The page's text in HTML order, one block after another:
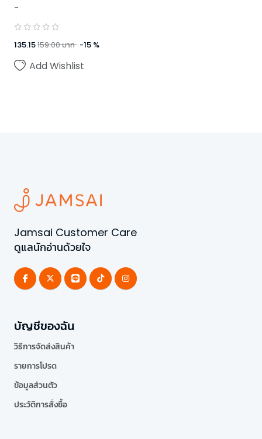
-
135.15159.00บาท -15 %
Add Wishlist
Jamsai Customer Care
ดูแลนักอ่านด้วยใจ
บัญชีของฉัน
วิธีการจัดส่งสินค้า
รายการโปรด
ข้อมูลส่วนตัว
ประวัติการสั่งซื้อ